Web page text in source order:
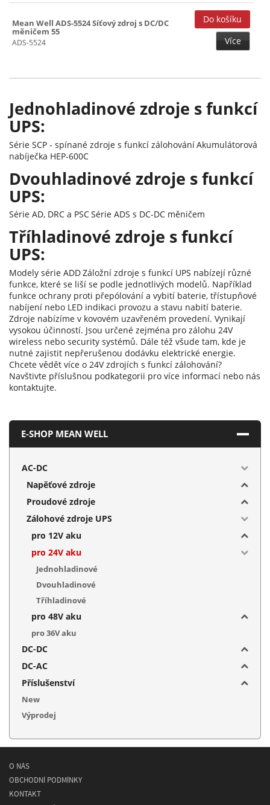
480W ()
600W ()
Mean Well ADS-5524 Síťový zdroj s DC/DC
měničem 55
ADS-5524 Více
Jednohladinové zdroje s funkcí
UPS:
Série SCP - spínané zdroje s funkcí zálohováníAkumulátorová
nabíječka HEP-600C
Dvouhladinové zdroje s funkcí
UPS:
Série AD, DRC a PSCSérie ADS s DC-DC měničem
Tříhladinové zdroje s funkcí
UPS:
Modely série ADDZáložní zdroje s funkcí UPS nabízejí různé
funkce, které se liší se podle jednotlivých modelů. Například
funkce ochrany proti přepólování a vybití baterie, třístupňové
nabíjení nebo LED indikaci provozu a stavu nabití baterie.
Zdroje nabízíme v kovovém uzavřeném provedení. Vynikají
vysokou účinností. Jsou určené zejména pro zálohu 24V
wireless nebo security systémů. Dále též všude tam, kde je
nutné zajistit nepřerušenou dodávku elektrické energie.
Chcete vědět více o 24V zdrojích s funkcí zálohování?
Navštivte příslušnou podkategorii pro více informací nebo nás
kontaktujte.
E-SHOP MEAN WELL
AC-DC
Napěťové zdroje
Proudové zdroje
Zálohové zdroje UPS
pro 12V aku
pro 24V aku
Jednohladinové
Dvouhladinové
Tříhladinové
pro 48V aku
pro 36V aku
DC-DC
DC-AC
Příslušenství
New
Výprodej
O NÁS
OBCHODNÍ PODMÍNKY
KONTAKT